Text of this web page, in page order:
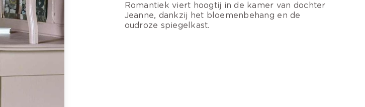
Romantiek viert hoogtij in de kamer van dochter
Jeanne, dankzij het bloemenbehang en de
oudroze spiegelkast.